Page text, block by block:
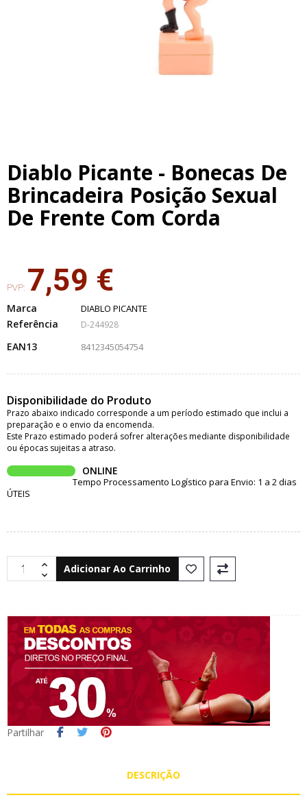
Diablo Picante - Bonecas De
Brincadeira Posição Sexual
De Frente Com Corda
PVP: 7,59 €
Marca DIABLO PICANTE
Referência D-244928
EAN13 8412345054754
Disponibilidade do Produto
Prazo abaixo indicado corresponde a um período estimado que inclui a
preparação e o envio da encomenda.
Este Prazo estimado poderá sofrer alterações mediante disponibilidade
ou épocas sujeitas a atraso.
ONLINE
Tempo Processamento Logístico para Envio: 1 a 2 dias
ÚTEIS
Adicionar Ao Carrinho
Partilhar
DESCRIÇÃO